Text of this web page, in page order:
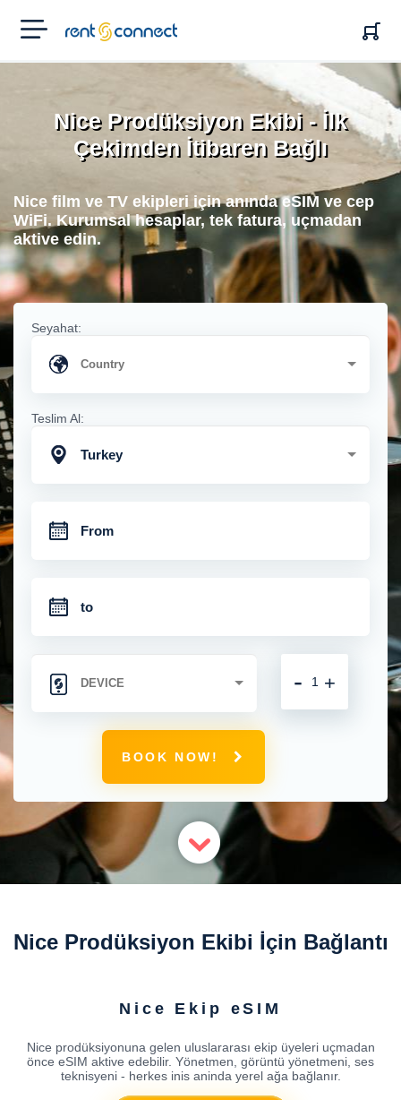
RENT'N
CONNECT
Nice Prodüksiyon Ekibi - İlk
Çekimden İtibaren Bağlı
Nice film ve TV ekipleri için anında eSIM ve cep
WiFi. Kurumsal hesaplar, tek fatura, uçmadan
aktive edin.
Seyahat:
Teslim Al:
Turkey
+
-
BOOK NOW!
Nice Prodüksiyon Ekibi İçin Bağlantı
Nice Ekip eSIM
Nice prodüksiyonuna gelen uluslararası ekip üyeleri uçmadan
önce eSIM aktive edebilir. Yönetmen, görüntü yönetmeni, ses
teknisyeni - herkes inis aninda yerel ağa bağlanır.